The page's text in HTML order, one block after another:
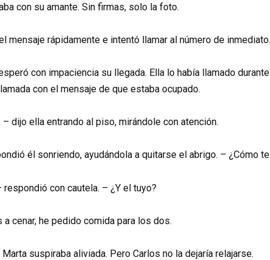
con su amante. Sin firmas, solo la foto.
mensaje rápidamente e intentó llamar al número de
con impaciencia su llegada. Ella lo había llamado
con el mensaje de que estaba ocupado.
– dijo ella entrando al piso, mirándole con atención.
él sonriendo, ayudándola a quitarse el abrigo. – ¿Cómo
respondió con cautela. – ¿Y el tuyo?
a cenar, he pedido comida para los dos.
suspiraba aliviada. Pero Carlos no la dejaría relajarse.